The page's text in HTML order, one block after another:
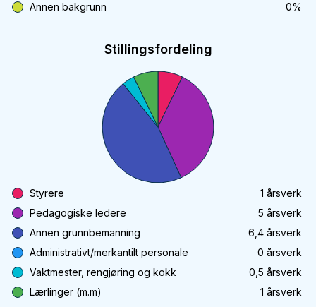
Annen bakgrunn
0%
Stillingsfordeling
Styrere 1 årsverk
Pedagogiske ledere
5 årsverk
Annen grunnbemanning
6,4 årsverk
Administrativt/merkantilt personale
0 årsverk
Vaktmester, rengjøring og kokk
0,5 årsverk
Lærlinger (m.m)
1 årsverk